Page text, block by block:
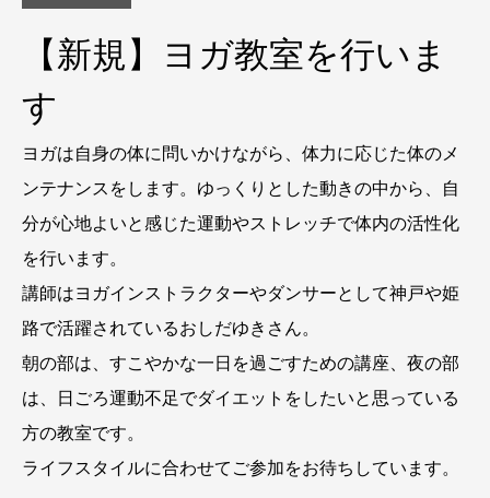
【新規】ヨガ教室を行いま
す
ヨガは自身の体に問いかけながら、体力に応じた体のメ
ンテナンスをします。ゆっくりとした動きの中から、自
分が心地よいと感じた運動やストレッチで体内の活性化
を行います。
講師はヨガインストラクターやダンサーとして神戸や姫
路で活躍されているおしだゆきさん。
朝の部は、すこやかな一日を過ごすための講座、夜の部
は、日ごろ運動不足でダイエットをしたいと思っている
方の教室です。
ライフスタイルに合わせてご参加をお待ちしています。